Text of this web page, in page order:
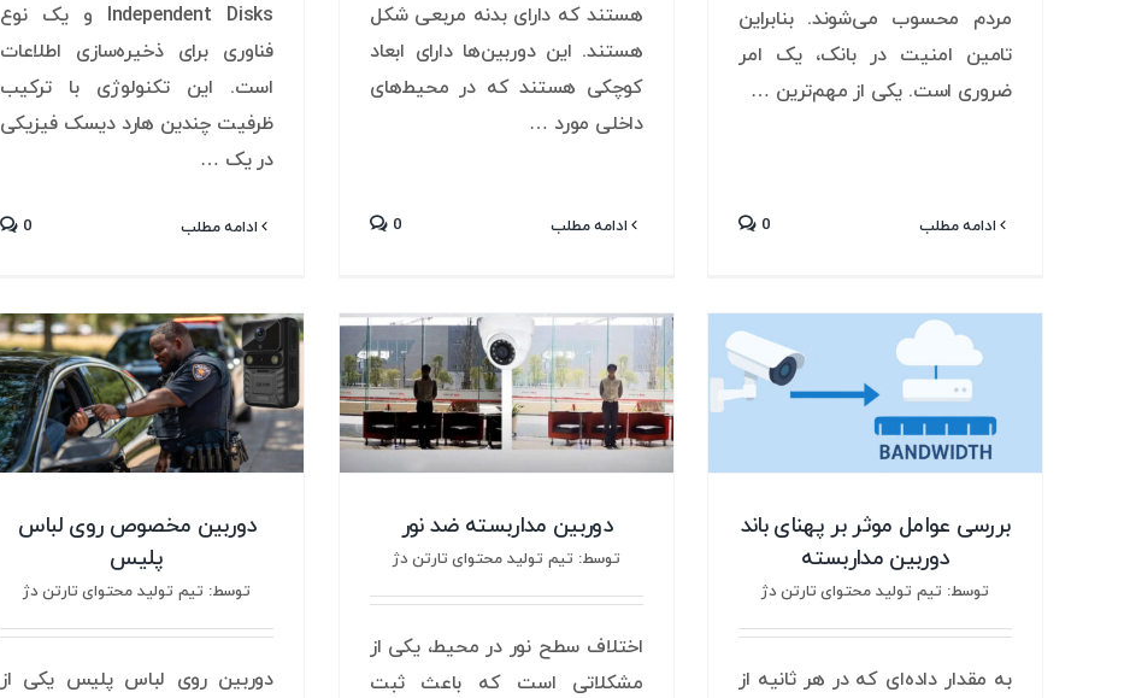
مردم محسوب می‌شوند. بنابراین
تامین امنیت در بانک، یک امر
ضروری است. یکی از مهم‌ترین …
ادامه مطلب 0
هستند که دارای بدنه مربعی شکل
هستند. این دوربین‌ها دارای ابعاد
کوچکی هستند که در محیط‌های
داخلی مورد …
ادامه مطلب 0
Independent Disks و یک نوع
فناوری برای ذخیره‌سازی اطلاعات
است. این تکنولوژی با ترکیب
ظرفیت چندین هارد دیسک فیزیکی
در یک …
ادامه مطلب 0
بررسی عوامل موثر بر پهنای باند
دوربین مداربسته
توسط: تیم تولید محتوای تارتن دژ
به مقدار داده‌ای که در هر ثانیه از
دوربین مداربسته ضد نور
توسط: تیم تولید محتوای تارتن دژ
اختلاف سطح نور در محیط، یکی از
مشکلاتی است که باعث ثبت
دوربین مخصوص روی لباس
پلیس
توسط: تیم تولید محتوای تارتن دژ
دوربین روی لباس پلیس یکی از